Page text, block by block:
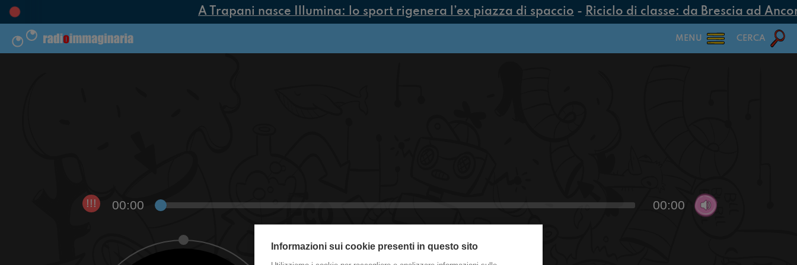
A Trapani nasce Illumina: lo sport rigenera l’ex piazza di spaccio- Riciclo di classe: da Brescia ad
MENU CERCA
!!! 00:00 00:00
Informazioni sui cookie presenti in questo sito